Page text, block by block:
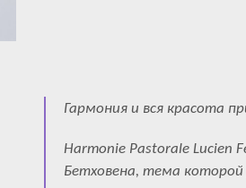
Гармония и вся красота
Harmonie Pastorale Lucien
Бетховена, тема